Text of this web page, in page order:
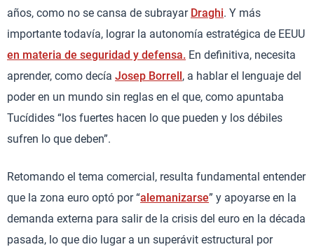
años, como no se cansa de subrayar Draghi. Y más
importante todavía, lograr la autonomía estratégica de EEUU
en materia de seguridad y defensa. En definitiva, necesita
aprender, como decía Josep Borrell, a hablar el lenguaje del
poder en un mundo sin reglas en el que, como apuntaba
Tucídides “los fuertes hacen lo que pueden y los débiles
sufren lo que deben”.
Retomando el tema comercial, resulta fundamental entender
que la zona euro optó por “alemanizarse” y apoyarse en la
demanda externa para salir de la crisis del euro en la década
pasada, lo que dio lugar a un superávit estructural por